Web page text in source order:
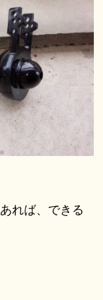
れば、できる